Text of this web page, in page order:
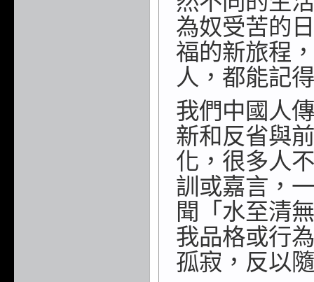
為奴受苦的
福的新旅程
人，都能記
我們中國人
新和 反省與
化，很多人不
訓或嘉言，
聞「水至清
我品格或行
孤寂，反以